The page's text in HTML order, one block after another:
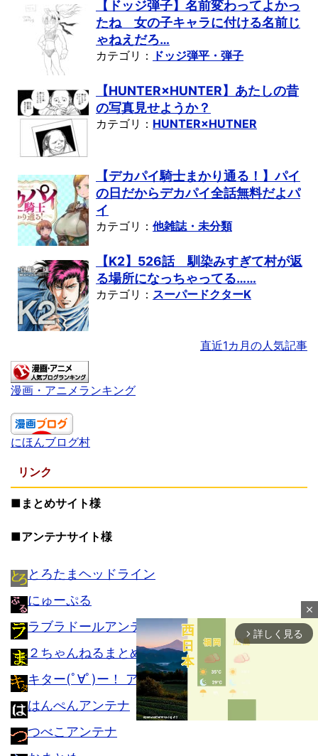
【ドッジ弾子】名前変わってよかっ
たね 女の子キャラに付ける名前じ
ゃねえだろ…
カテゴリ： ドッジ弾平・弾子
【HUNTER×HUNTER】あたしの昔
の写真見せようか？
カテゴリ： HUNTER×HUTNER
【デカパイ騎士まかり通る！】パイ
の日だからデカパイ全話無料だよパ
イ
カテゴリ： 他雑誌・未分類
【K2】526話 馴染みすぎて村が返
る場所になっちゃってる……
カテゴリ： スーパードクターK
直近1カ月の人気記事
漫画・アニメランキング
にほんブログ村
リンク
■まとめサイト様
■アンテナサイト様
とろたまヘッドライン
にゅーぷる
ラブラドールアンテナ
２ちゃんねるまとめるまとめ
キター(ﾟ∀ﾟ)ー！ アンテナ
はんぺんアンテナ
つべこアンテナ
close
arrow_forward_ios 詳しく見る